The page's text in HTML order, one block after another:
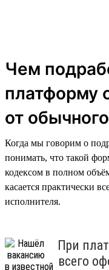
Чем
платформу
от
Когда мы говорим о
понимать, что такой
кодексом в полном
касается практически
исполнителя.
При
всего